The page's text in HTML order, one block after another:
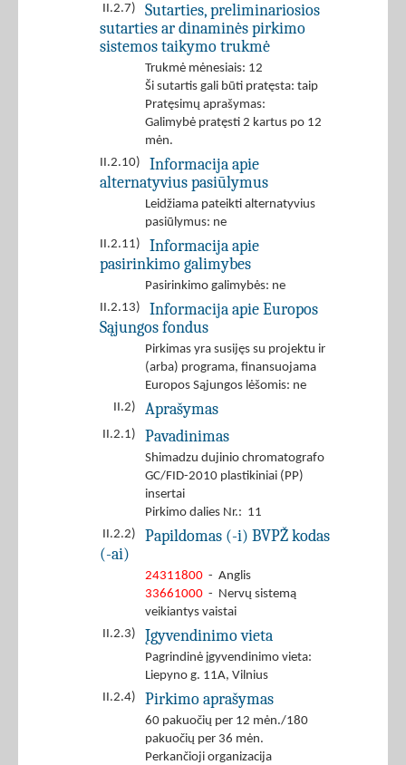
II.2.7)
Sutarties, preliminariosios
sutarties ar dinaminės pirkimo
sistemos taikymo trukmė
Trukmė mėnesiais: 12
Ši sutartis gali būti pratęsta: taip
Pratęsimų aprašymas:
Galimybė pratęsti 2 kartus po 12
mėn.
II.2.10)
Informacija apie
alternatyvius pasiūlymus
Leidžiama pateikti alternatyvius
pasiūlymus: ne
II.2.11)
Informacija apie
pasirinkimo galimybes
Pasirinkimo galimybės: ne
II.2.13)
Informacija apie Europos
Sąjungos fondus
Pirkimas yra susijęs su projektu ir
(arba) programa, finansuojama
Europos Sąjungos lėšomis: ne
II.2)
Aprašymas
II.2.1) Pavadinimas
Shimadzu dujinio chromatografo
GC/FID-2010 plastikiniai (PP)
insertai
Pirkimo dalies Nr.: 11
II.2.2)
Papildomas (-i) BVPŽ kodas
(-ai)
24311800 - Anglis
33661000 - Nervų sistemą
veikiantys vaistai
II.2.3)
Įgyvendinimo vieta
Pagrindinė įgyvendinimo vieta:
Liepyno g. 11A, Vilnius
II.2.4)
Pirkimo aprašymas
60 pakuočių per 12 mėn./180
pakuočių per 36 mėn.
Perkančioji organizacija